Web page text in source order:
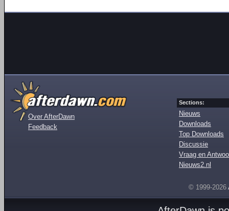
Over AfterDawn
Feedback
Sections:
Nieuws
Downloads
Top Downloads
Discussie
Vraag en
Nieuws2.nl
© 1999-2026